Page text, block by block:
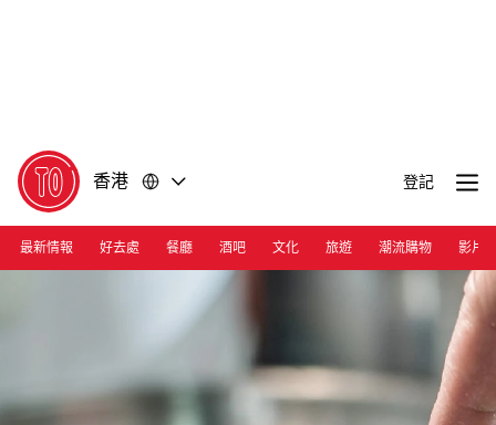
香港 登記
最新情報 好去處 餐廳 酒吧 文化 旅遊 潮流購物 影片